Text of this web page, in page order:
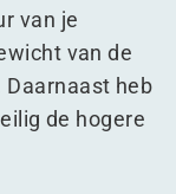
van je
van de
Daarnaast heb
de hogere